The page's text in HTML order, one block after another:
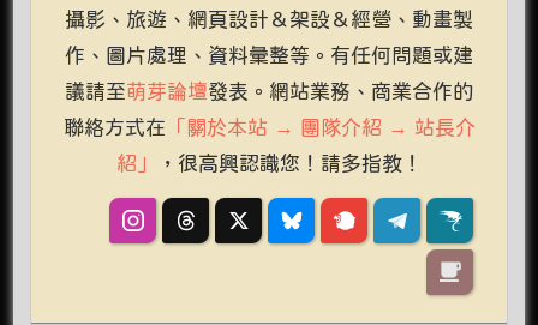
攝影、旅遊、網頁設計＆架設＆經營、動畫製
作、圖片處理、資料彙整等。有任何問題或建
議請至萌芽論壇發表。網站業務、商業合作的
聯絡方式在 「關於本站 → 團隊介紹 → 站長介
紹」
，很高興認識您！請多指教！